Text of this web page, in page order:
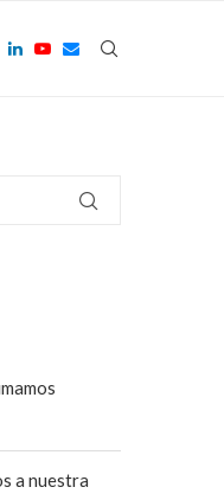
a nuestra